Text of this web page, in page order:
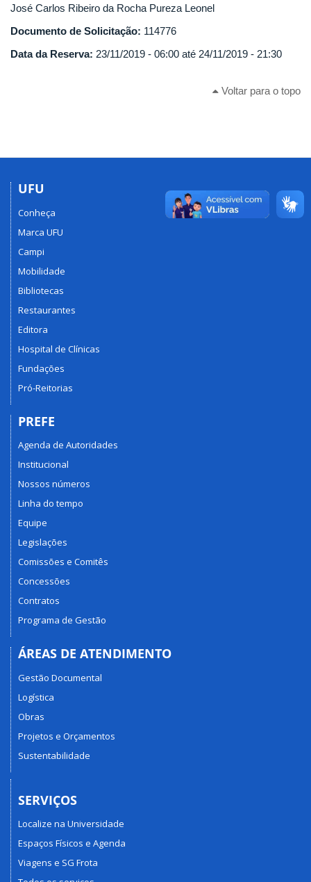
José Carlos Ribeiro da Rocha Pureza Leonel
Documento de Solicitação: 114776
Data da Reserva: 23/11/2019 - 06:00 até 24/11/2019 - 21:30
Voltar para o topo
UFU
Conheça
Marca UFU
Campi
Mobilidade
Bibliotecas
Restaurantes
Editora
Hospital de Clínicas
Fundações
Pró-Reitorias
PREFE
Agenda de Autoridades
Institucional
Nossos números
Linha do tempo
Equipe
Legislações
Comissões e Comitês
Concessões
Contratos
Programa de Gestão
ÁREAS DE ATENDIMENTO
Gestão Documental
Logística
Obras
Projetos e Orçamentos
Sustentabilidade
SERVIÇOS
Localize na Universidade
Espaços Físicos e Agenda
Viagens e SG Frota